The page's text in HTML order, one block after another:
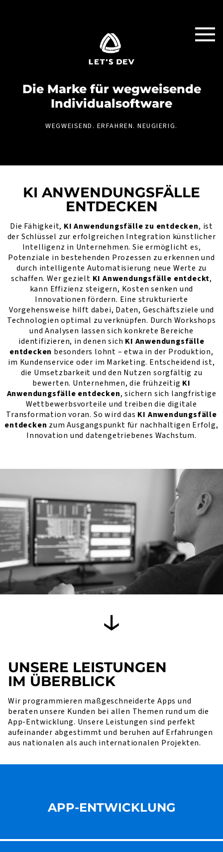
Die Marke für weg­weisende
Individual­software
WEGWEISEND. ERFAHREN. NEUGIERIG.
KI ANWENDUNGSFÄLLE
ENTDECKEN
Die Fähigkeit, KI Anwendungsfälle zu entdecken, ist
der Schlüssel zur erfolgreichen Integration künstlicher
Intelligenz in Unternehmen. Sie ermöglicht es,
Potenziale in bestehenden Prozessen zu erkennen und
durch intelligente Automatisierung neue Werte zu
schaffen. Wer gezielt KI Anwendungsfälle entdeckt,
kann Effizienz steigern, Kosten senken und
Innovationen fördern. Eine strukturierte
Vorgehensweise hilft dabei, Daten, Geschäftsziele und
Technologien optimal zu verknüpfen. Durch Workshops
und Analysen lassen sich konkrete Bereiche
identifizieren, in denen sich KI Anwendungsfälle
entdecken besonders lohnt – etwa in der Produktion,
im Kundenservice oder im Marketing. Entscheidend ist,
die Umsetzbarkeit und den Nutzen sorgfältig zu
bewerten. Unternehmen, die frühzeitig KI
Anwendungsfälle entdecken, sichern sich langfristige
Wettbewerbsvorteile und treiben die digitale
Transformation voran. So wird das KI Anwendungsfälle
entdecken zum Ausgangspunkt für nachhaltigen Erfolg,
Innovation und datengetriebenes Wachstum.
UNSERE LEISTUNGEN
IM ÜBERBLICK
Wir programmieren maßgeschneiderte Apps und
beraten unsere Kunden bei allen Themen rund um die
App-Entwicklung. Unsere Leistungen sind perfekt
aufeinander abgestimmt und beruhen auf Erfahrungen
aus nationalen als auch internationalen Projekten.
APP-ENTWICKLUNG